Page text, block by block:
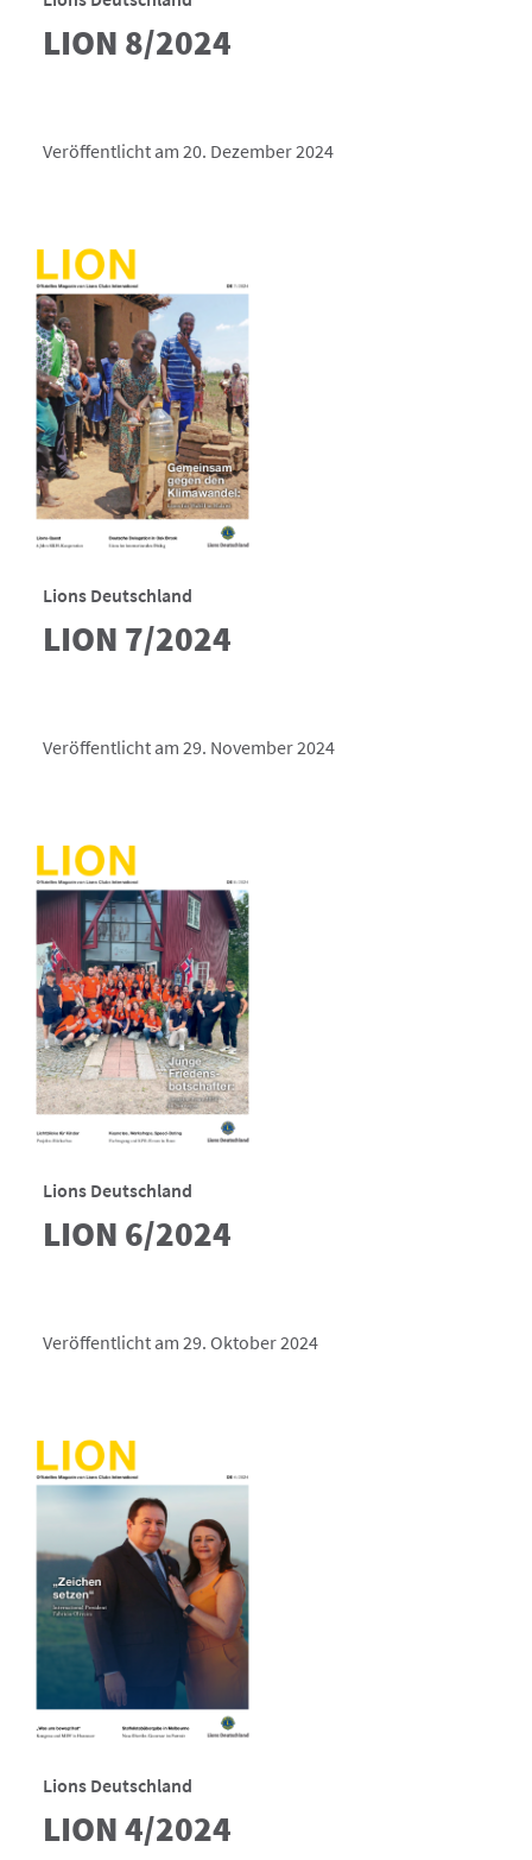
LION 8/2024
Veröffentlicht am 20. Dezember 2024
Lions Deutschland
LION 7/2024
Veröffentlicht am 29. November 2024
Lions Deutschland
LION 6/2024
Veröffentlicht am 29. Oktober 2024
Lions Deutschland
LION 4/2024